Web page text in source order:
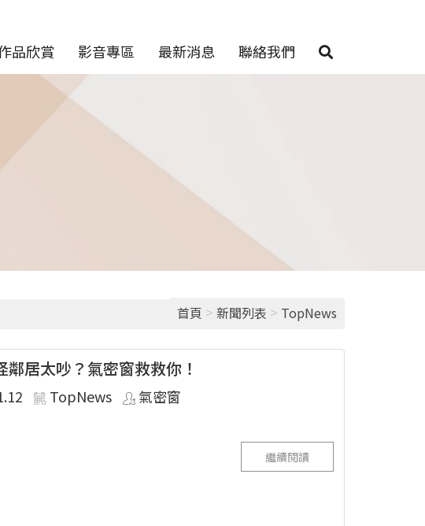
品欣賞 影音專區 最新消息 聯絡我們
首頁 > 新聞列表 > TopNews
鄰居太吵？氣密窗救救你！
TopNews
氣密窗
繼續閱讀